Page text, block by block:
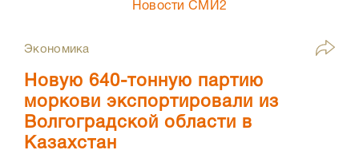
Новости СМИ2
Экономика
Новую 640-тонную партию
моркови экспортировали из
Волгоградской области в
Казахстан